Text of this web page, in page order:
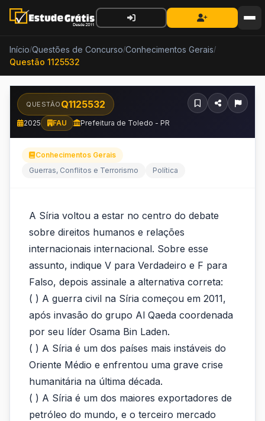
Início/Questões de Concurso/Conhecimentos Gerais/
Questão 1125532
QUESTÃO Q1125532
2025 FAU Prefeitura de Toledo - PR
Conhecimentos Gerais
Guerras, Conflitos e Terrorismo
Política
A
Síria
voltou
estar
no
centro
do
debate
sobre...
A Síria voltou a estar no centro do debate
sobre direitos humanos e relações
internacionais internacional. Sobre esse
assunto, indique V para Verdadeiro e F para
Falso, depois assinale a alternativa correta:
( ) A guerra civil na Síria começou em 2011,
após invasão do grupo Al Qaeda coordenada
por seu líder Osama Bin Laden.
( ) A Síria é um dos países mais instáveis do
Oriente Médio e enfrentou uma grave crise
humanitária na última década.
( ) A Síria é um dos maiores exportadores de
petróleo do mundo, e o terceiro mercado